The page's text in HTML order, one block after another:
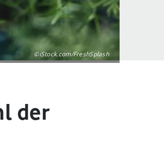
©iStock.com/FreshSplash
der